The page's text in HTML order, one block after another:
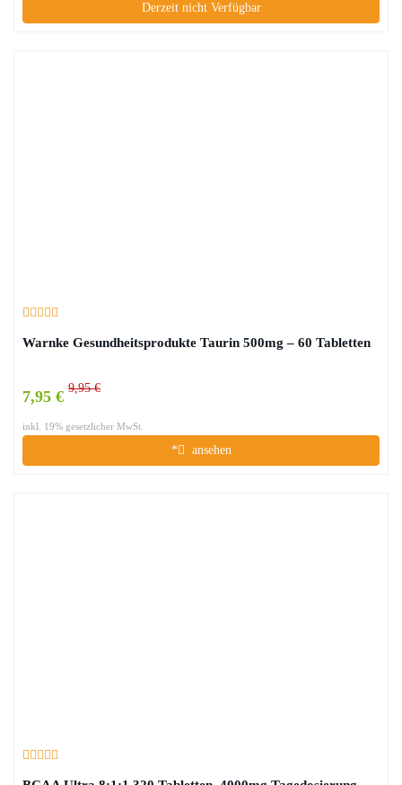
Derzeit nicht Verfügbar
Warnke Gesundheitsprodukte Taurin 500mg – 60 Tabletten
7,95 € 9,95 €
inkl. 19% gesetzlicher MwSt.
* ansehen